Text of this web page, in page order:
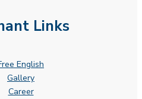
Links
English
Gallery
Career